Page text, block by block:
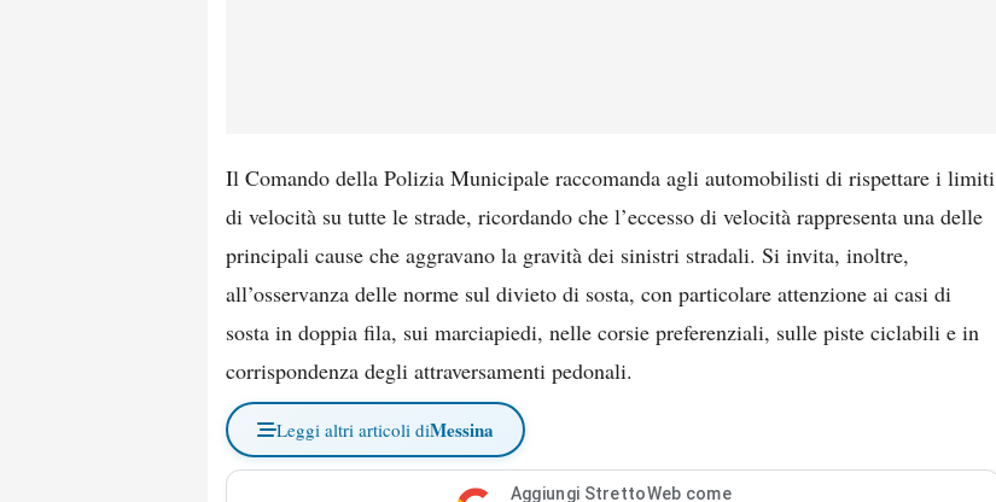
Il Comando della Polizia Municipale raccomanda agli automobilisti di rispettare i limiti
di velocità su tutte le strade, ricordando che l’eccesso di velocità rappresenta una delle
principali cause che aggravano la gravità dei sinistri stradali. Si invita, inoltre,
all’osservanza delle norme sul divieto di sosta, con particolare attenzione ai casi di
sosta in doppia fila, sui marciapiedi, nelle corsie preferenziali, sulle piste ciclabili e in
corrispondenza degli attraversamenti pedonali.
Leggi altri articoli diMessina
Aggiungi StrettoWeb come